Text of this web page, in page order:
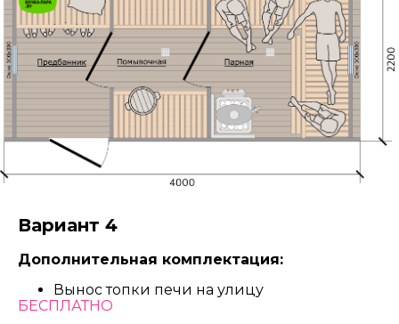
Вариант 4
Дополнительная комплектация:
Вынос топки печи на улицу
БЕСПЛАТНО